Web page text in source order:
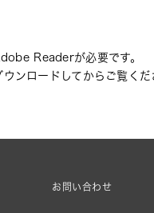
Readerが必要です。
ンロードしてからご覧くだ
お問い合わせ